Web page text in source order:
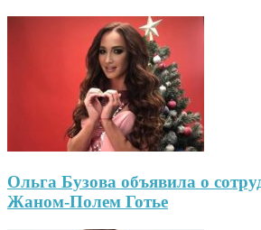
Ольга Бузова объявила о
Жаном-Полем Готье